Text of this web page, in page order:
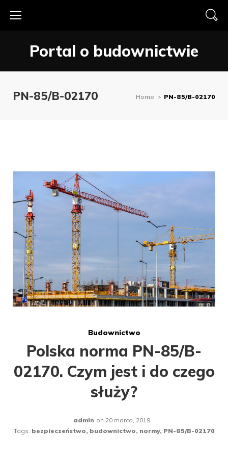
Portal o budownictwie
PN-85/B-02170 Home > PN-85/B-02170
Tag:
PN-
85/B-
02170
Budownictwo
Polska norma PN-85/B-
02170. Czym jest i do czego
służy?
admin on 20 marca, 2019
Tags: bezpieczeństwo, budownictwo, normy, PN-85/B-02170